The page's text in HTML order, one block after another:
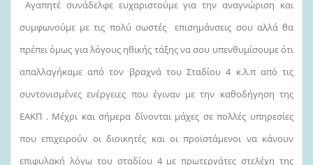
Αγαπητέ συνάδελφε ευχαριστούμε για την αναγνώριση και
συμφωνούμε με τις πολύ σωστές επισημάνσεις σου αλλά θα
πρέπει όμως για λόγους ηθικής τάξης να σου υπενθυμίσουμε ότι
απαλλαγήκαμε από τον βραχνά του Σταδίου 4 κ.λ.π από τις
συντονισμένες ενέργειες που έγιναν με την καθοδήγηση της
ΕΑΚΠ . Μέχρι και σήμερα δίνονται μάχες σε πολλές υπηρεσίες
που επιχειρούν οι διοικητές και οι προϊστάμενοι να κάνουν
επιφυλακή λόγω του σταδίου 4 με πρωτεργάτες στελέχη της